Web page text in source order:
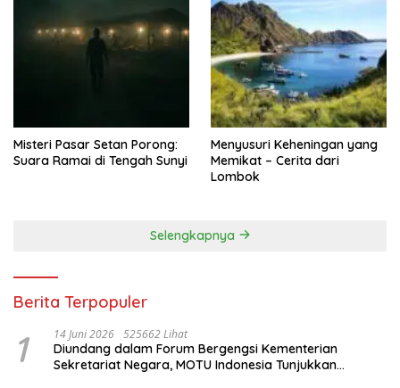
Misteri Pasar Setan Porong:
Suara Ramai di Tengah Sunyi
Menyusuri Keheningan yang
Memikat – Cerita dari
Lombok
Selengkapnya
Berita Terpopuler
1 14 Juni 2026 525662 Lihat
Diundang dalam Forum Bergengsi Kementerian
Sekretariat Negara, MOTU Indonesia Tunjukkan